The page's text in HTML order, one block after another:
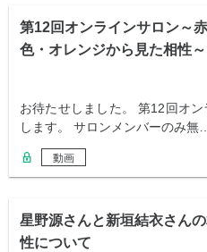
第12回オンラインサロン～赤
色・オレンジから見た相性～
お待たせしました。 第12回オ
します。 サロンメンバーのみ無
動画
星野源さんと新垣結衣さんの
性について